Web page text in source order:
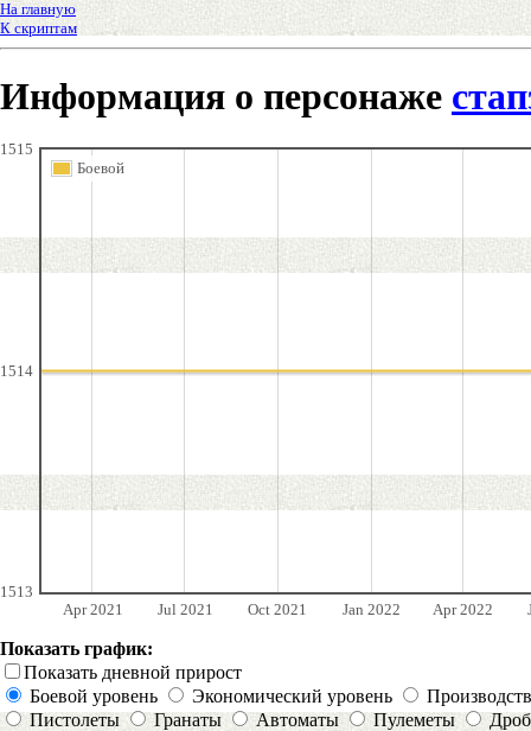
На главную
К скриптам
Информация о персонаже
Apr 2021 Jul 2021 Oct 2021 Jan 2022 Apr 2022
1513
1514
1515
Боевой
Показать график:
Показать дневной прирост
Боевой уровень
Экономический уровень
Пистолеты
Гранаты Автоматы Пулеметы